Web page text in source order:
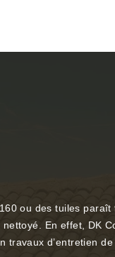
ou des tuiles paraît
En effet, DK
d’entretien de